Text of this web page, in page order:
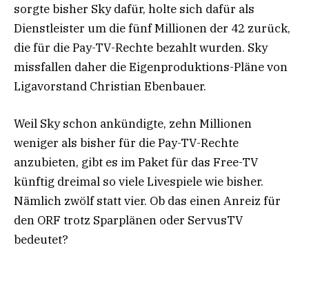
sorgte bisher Sky dafür, holte sich dafür als
Dienstleister um die fünf Millionen der 42 zurück,
die für die Pay-TV-Rechte bezahlt wurden. Sky
missfallen daher die Eigenproduktions-Pläne von
Ligavorstand Christian Ebenbauer.
Weil Sky schon ankündigte, zehn Millionen
weniger als bisher für die Pay-TV-Rechte
anzubieten, gibt es im Paket für das Free-TV
künftig dreimal so viele Livespiele wie bisher.
Nämlich zwölf statt vier. Ob das einen Anreiz für
den ORF trotz Sparplänen oder ServusTV
bedeutet?